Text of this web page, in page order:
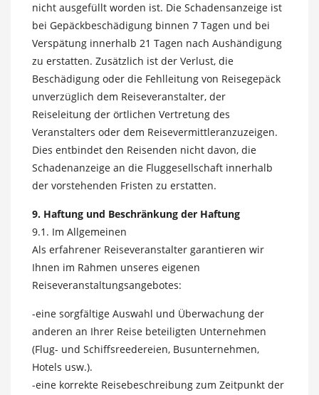
nicht ausgefüllt worden ist. Die Schadensanzeige ist
bei Gepäckbeschädigung binnen 7 Tagen und bei
Verspätung innerhalb 21 Tagen nach Aushändigung
zu erstatten. Zusätzlich ist der Verlust, die
Beschädigung oder die Fehlleitung von Reisegepäck
unverzüglich dem Reiseveranstalter, der
Reiseleitung der örtlichen Vertretung des
Veranstalters oder dem Reisevermittleranzuzeigen.
Dies entbindet den Reisenden nicht davon, die
Schadenanzeige an die Fluggesellschaft innerhalb
der vorstehenden Fristen zu erstatten.
9. Haftung und Beschränkung der Haftung
9.1. Im Allgemeinen
Als erfahrener Reiseveranstalter garantieren wir
Ihnen im Rahmen unseres eigenen
Reiseveranstaltungsangebotes:
-eine sorgfältige Auswahl und Überwachung der
anderen an Ihrer Reise beteiligten Unternehmen
(Flug- und Schiffsreedereien, Busunternehmen,
Hotels usw.).
-eine korrekte Reisebeschreibung zum Zeitpunkt der